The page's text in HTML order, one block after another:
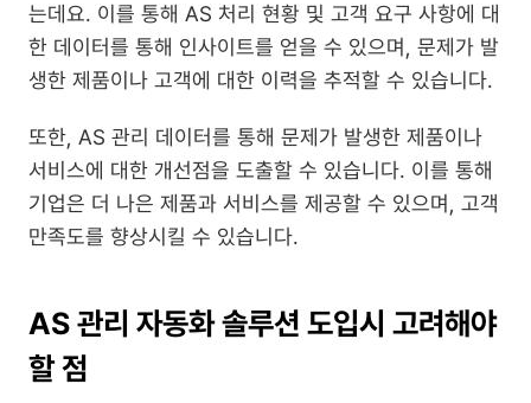
는데요. 이를 통해 AS 처리 현황 및 고객 요구 사항에 대
한 데이터를 통해 인사이트를 얻을 수 있으며, 문제가 발
생한 제품이나 고객에 대한 이력을 추적할 수 있습니다.
또한, AS 관리 데이터를 통해 문제가 발생한 제품이나
서비스에 대한 개선점을 도출할 수 있습니다. 이를 통해
기업은 더 나은 제품과 서비스를 제공할 수 있으며, 고객
만족도를 향상시킬 수 있습니다.
AS 관리 자동화 솔루션 도입시 고려해야
할 점